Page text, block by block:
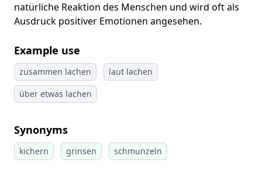
natürliche Reaktion des Menschen und wird oft als
Ausdruck positiver Emotionen angesehen.
Example use
zusammen lachen
laut lachen
über etwas lachen
Synonyms
kichern grinsen schmunzeln